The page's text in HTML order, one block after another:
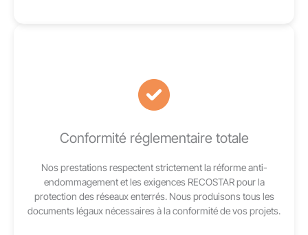
Conformité réglementaire totale
Nos prestations respectent strictement la réforme anti-
endommagement et les exigences RECOSTAR pour la
protection des réseaux enterrés. Nous produisons tous les
documents légaux nécessaires à la conformité de vos projets.